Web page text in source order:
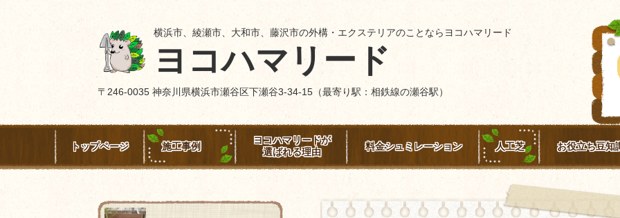
横浜市、綾瀬市、大和市、藤沢市の外構・エクステリアのことならヨコハマリード
ヨコハマリード
〒246-0035 神奈川県横浜市瀬谷区下瀬谷3-34-15（最寄り駅：相鉄線の瀬谷駅）
トップページ 施工事例
ヨコハマリードが
選ばれる理由
料金シュミレーション 人工芝 お役立ち豆知